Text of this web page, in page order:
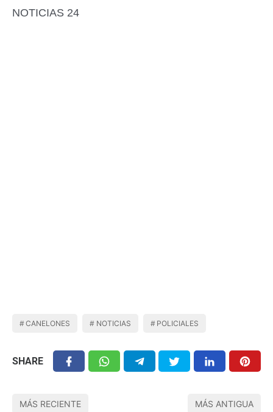
NOTICIAS 24
CANELONES NOTICIAS POLICIALES
SHARE
MÁS RECIENTE MÁS ANTIGUA